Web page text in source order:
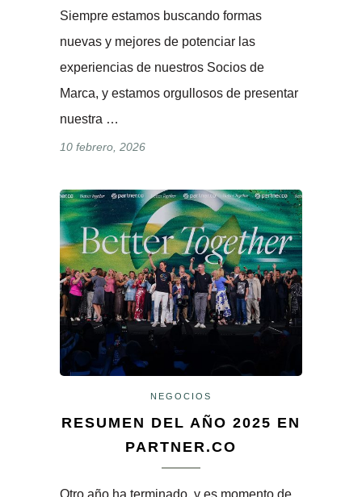
Siempre estamos buscando formas
nuevas y mejores de potenciar las
experiencias de nuestros Socios de
Marca, y estamos orgullosos de presentar
nuestra …
10 febrero, 2026
NEGOCIOS
RESUMEN DEL AÑO 2025 EN
PARTNER.CO
Otro año ha terminado, y es momento de